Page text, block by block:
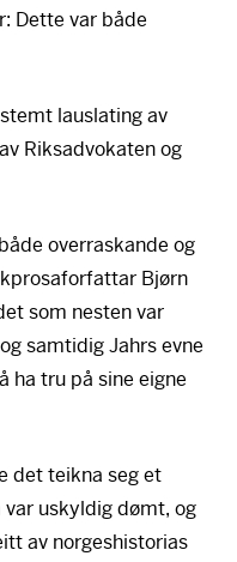
Dette var både
lauslating av
Riksadvokaten og
overraskande og
Bjørn
som nesten var
samtidig Jahrs evne
ha tru på sine eigne
det teikna seg et
uskyldig dømt, og
av norgeshistorias